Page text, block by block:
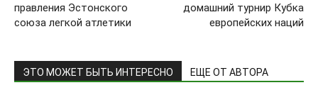
правления Эстонского
союза легкой атлетики
домашний турнир Кубка
европейских наций
ЭТО МОЖЕТ БЫТЬ ИНТЕРЕСНО ЕЩЕ ОТ АВТОРА